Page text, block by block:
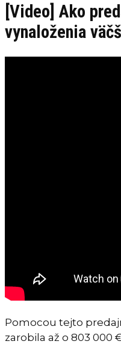
[Video] Ako
vynaloženia
Pomocou tejto
zarobila až o 803 000